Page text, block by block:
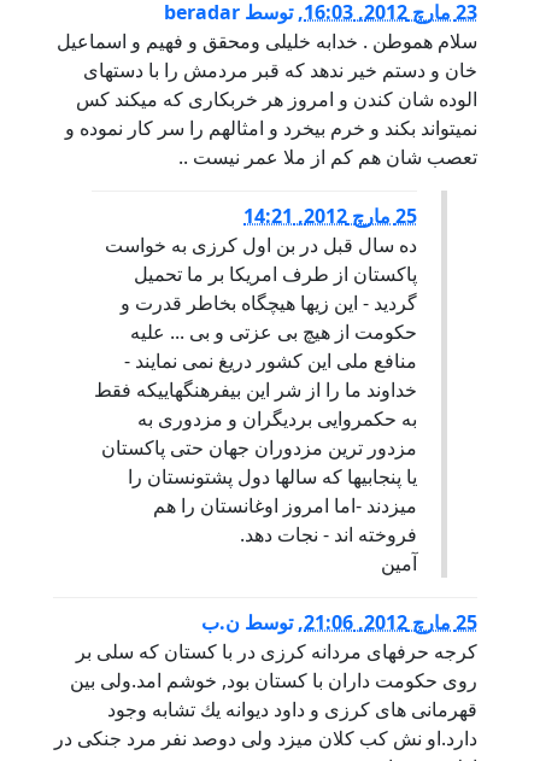
23 مارچ 2012, 16:03 ,توسط beradar
سلام هموطن . خدابه خلیلی ومحقق و فهیم و اسماعیل
خان و دستم خیر ندهد که قبر مردمش را با دستهای
الوده شان کندن و امروز هر خربکاری که میکند کس
نمیتواند بکند و خرم بیخرد و امثالهم را سر کار نموده و
تعصب شان هم کم از ملا عمر نیست ..
25 مارچ 2012, 14:21
ده سال قبل در بن اول کرزی به خواست
پاکستان از طرف امریکا بر ما تحمیل
گردید - این زیها هیچگاه بخاطر قدرت و
حکومت از هیچ بی عزتی و بی ... علیه
منافع ملی این کشور دریغ نمی نمایند -
خداوند ما را از شر این بیفرهنگهاییکه فقط
به حکمروایی بردیگران و مزدوری به
مزدور ترین مزدوران جهان حتی پاکستان
یا پنجابیها که سالها دول پشتونستان را
میزدند -اما امروز اوغانستان را هم
فروخته اند - نجات دهد.
آمین
25 مارچ 2012, 21:06 ,توسط ن.ب
كرجه حرفهاى مردانه كرزى در با كستان كه سلى بر
روى حكومت داران با كستان بود, خوشم امد.ولى بين
قهرمانى هاى كرزى و داود ديوانه يك تشابه وجود
دارد.او نش كب كلان ميزد ولى دوصد نفر مرد جنكى در